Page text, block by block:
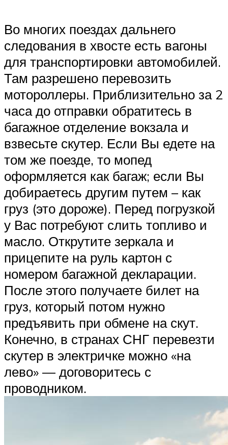
Во многих поездах дальнего
следования в хвосте есть вагоны
для транспортировки автомобилей.
Там разрешено перевозить
мотороллеры. Приблизительно за 2
часа до отправки обратитесь в
багажное отделение вокзала и
взвесьте скутер. Если Вы едете на
том же поезде, то мопед
оформляется как багаж; если Вы
добираетесь другим путем – как
груз (это дороже). Перед погрузкой
у Вас потребуют слить топливо и
масло. Открутите зеркала и
прицепите на руль картон с
номером багажной декларации.
После этого получаете билет на
груз, который потом нужно
предъявить при обмене на скут.
Конечно, в странах СНГ перевезти
скутер в электричке можно «на
лево» — договоритесь с
проводником.